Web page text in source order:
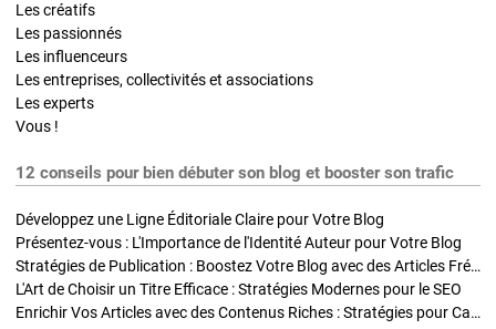
Les créatifs
Les passionnés
Les influenceurs
Les entreprises, collectivités et associations
Les experts
Vous !
12 conseils pour bien débuter son blog et booster son trafic
Développez une Ligne Éditoriale Claire pour Votre Blog
Présentez-vous : L'Importance de l'Identité Auteur pour Votre Blog
Stratégies de Publication : Boostez Votre Blog avec des Articles Fréquents et Exclusifs
L'Art de Choisir un Titre Efficace : Stratégies Modernes pour le SEO
Enrichir Vos Articles avec des Contenus Riches : Stratégies pour Captiver et Optimiser